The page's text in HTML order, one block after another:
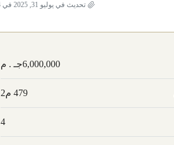
تحديث في يوليو 31, 2025 في 1:04 م
6,000,000جـ . م
479 م2
4